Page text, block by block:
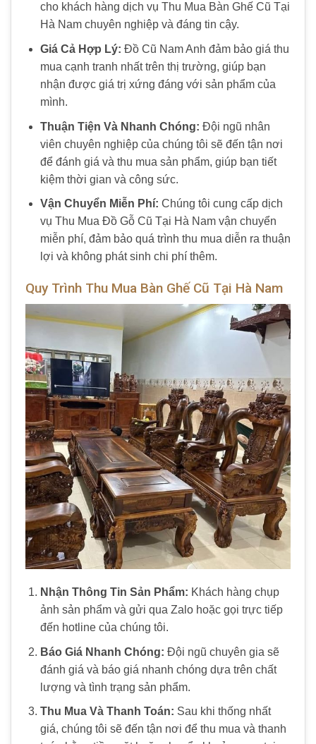
cho khách hàng dịch vụ Thu Mua Bàn Ghế Cũ Tại
Hà Nam chuyên nghiệp và đáng tin cậy.
Giá Cả Hợp Lý: Đồ Cũ Nam Anh đảm bảo giá thu
mua cạnh tranh nhất trên thị trường, giúp bạn
nhận được giá trị xứng đáng với sản phẩm của
mình.
Thuận Tiện Và Nhanh Chóng: Đội ngũ nhân
viên chuyên nghiệp của chúng tôi sẽ đến tận nơi
để đánh giá và thu mua sản phẩm, giúp bạn tiết
kiệm thời gian và công sức.
Vận Chuyển Miễn Phí: Chúng tôi cung cấp dịch
vụ Thu Mua Đồ Gỗ Cũ Tại Hà Nam vận chuyển
miễn phí, đảm bảo quá trình thu mua diễn ra thuận
lợi và không phát sinh chi phí thêm.
Quy Trình Thu Mua Bàn Ghế Cũ Tại Hà Nam
Nhận Thông Tin Sản Phẩm: Khách hàng chụp
ảnh sản phẩm và gửi qua Zalo hoặc gọi trực tiếp
đến hotline của chúng tôi.
Báo Giá Nhanh Chóng: Đội ngũ chuyên gia sẽ
đánh giá và báo giá nhanh chóng dựa trên chất
lượng và tình trạng sản phẩm.
Thu Mua Và Thanh Toán: Sau khi thống nhất
giá, chúng tôi sẽ đến tận nơi để thu mua và thanh